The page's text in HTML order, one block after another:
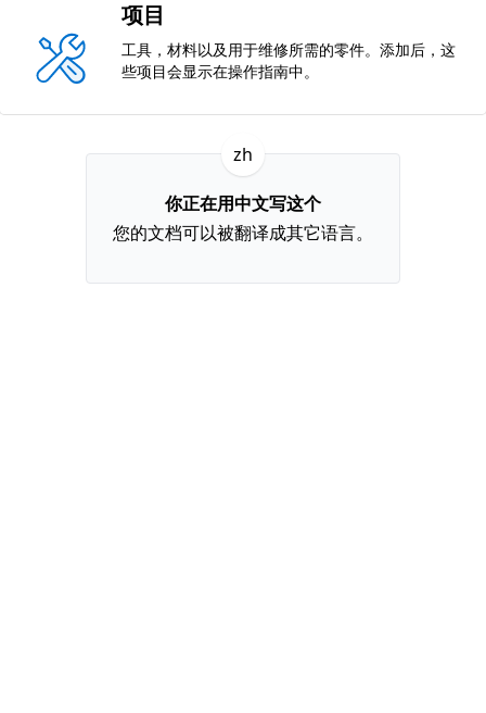
项目
工具，材料以及用于维修所需的零件。添加后，这
些项目会显示在操作指南中。
zh
你正在用中文写这个
您的文档可以被翻译成其它语言。